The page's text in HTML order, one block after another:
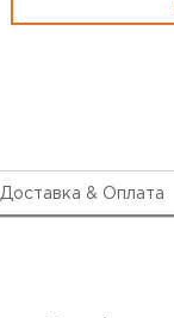
Доставка & Оплата